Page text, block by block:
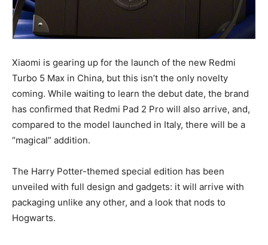
Xiaomi is gearing up for the launch of the new Redmi
Turbo 5 Max in China, but this isn’t the only novelty
coming. While waiting to learn the debut date, the brand
has confirmed that Redmi Pad 2 Pro will also arrive, and,
compared to the model launched in Italy, there will be a
“magical” addition.
The Harry Potter-themed special edition has been
unveiled with full design and gadgets: it will arrive with
packaging unlike any other, and a look that nods to
Hogwarts.